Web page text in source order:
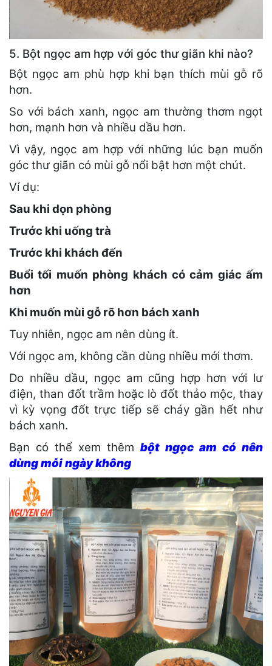
5. Bột ngọc am hợp với góc thư giãn khi nào?
Bột ngọc am phù hợp khi bạn thích mùi gỗ rõ
hơn.
So với bách xanh, ngọc am thường thơm ngọt
hơn, mạnh hơn và nhiều dầu hơn.
Vì vậy, ngọc am hợp với những lúc bạn muốn
góc thư giãn có mùi gỗ nổi bật hơn một chút.
Ví dụ:
Sau khi dọn phòng
Trước khi uống trà
Trước khi khách đến
Buổi tối muốn phòng khách có cảm giác ấm
hơn
Khi muốn mùi gỗ rõ hơn bách xanh
Tuy nhiên, ngọc am nên dùng ít.
Với ngọc am, không cần dùng nhiều mới thơm.
Do nhiều dầu, ngọc am cũng hợp hơn với lư
điện, than đốt trầm hoặc lò đốt thảo mộc, thay
vì kỳ vọng đốt trực tiếp sẽ cháy gần hết như
bách xanh.
Bạn có thể xem thêm bột ngọc am có nên
dùng mỗi ngày không